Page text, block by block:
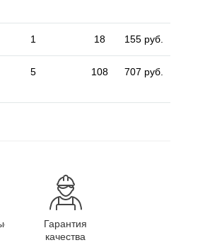
1 18 155 руб.
5 108 707 руб.
Гарантия
качества